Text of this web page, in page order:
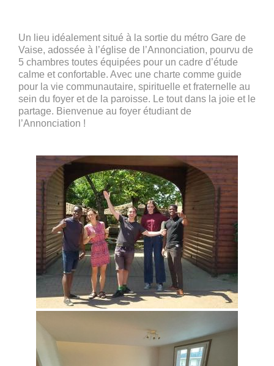
Un lieu idéalement situé à la sortie du métro Gare de
Vaise, adossée à l’église de l’Annonciation, pourvu de
5 chambres toutes équipées pour un cadre d’étude
calme et confortable. Avec une charte comme guide
pour la vie communautaire, spirituelle et fraternelle au
sein du foyer et de la paroisse. Le tout dans la joie et le
partage. Bienvenue au foyer étudiant de
l’Annonciation !